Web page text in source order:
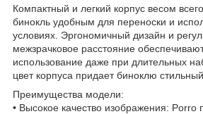
Компактный и легкий корпус весом
бинокль удобным для переноски и
условиях. Эргономичный дизайн и
межзрачковое расстояние
использование даже при длительных
цвет корпуса придает биноклю
Преимущества модели:
• Высокое качество изображения: Porro